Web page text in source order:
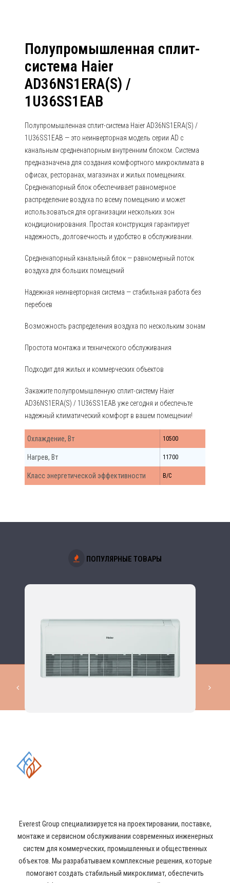
Полупромышленная сплит-
система Haier
AD36NS1ERA(S) /
1U36SS1EAB
Полупромышленная сплит-система Haier AD36NS1ERA(S) /
1U36SS1EAB — это неинверторная модель серии AD с
канальным средненапорным внутренним блоком. Система
предназначена для создания комфортного микроклимата в
офисах, ресторанах, магазинах и жилых помещениях.
Средненапорный блок обеспечивает равномерное
распределение воздуха по всему помещению и может
использоваться для организации нескольких зон
кондиционирования. Простая конструкция гарантирует
надежность, долговечность и удобство в обслуживании.
Средненапорный канальный блок — равномерный поток
воздуха для больших помещений
Надежная неинверторная система — стабильная работа без
перебоев
Возможность распределения воздуха по нескольким зонам
Простота монтажа и технического обслуживания
Подходит для жилых и коммерческих объектов
Закажите полупромышленную сплит-систему Haier
AD36NS1ERA(S) / 1U36SS1EAB уже сегодня и обеспечьте
надежный климатический комфорт в вашем помещении!
Охлаждение, Вт 10500
Нагрев, Вт 11700
Класс энергетической эффективности B/C
ПОПУЛЯРНЫЕ ТОВАРЫ
Everest Group специализируется на проектировании, поставке,
монтаже и сервисном обслуживании современных инженерных
систем для коммерческих, промышленных и общественных
объектов. Мы разрабатываем комплексные решения, которые
помогают создать стабильный микроклимат, обеспечить